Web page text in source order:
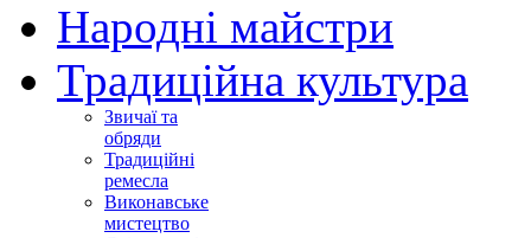
Народні майстри
Традиційна культура
Звичаї та
обряди
Традиційні
ремесла
Виконавське
мистецтво